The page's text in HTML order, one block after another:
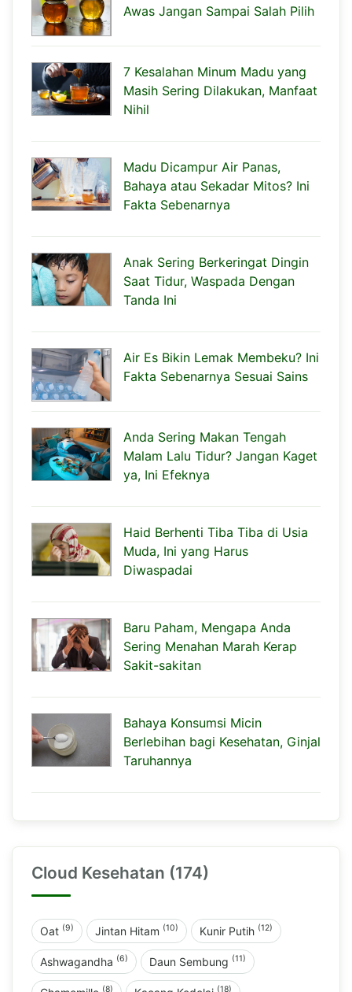
Awas Jangan Sampai Salah Pilih
7 Kesalahan Minum Madu yang
Masih Sering Dilakukan, Manfaat
Nihil
Madu Dicampur Air Panas,
Bahaya atau Sekadar Mitos? Ini
Fakta Sebenarnya
Anak Sering Berkeringat Dingin
Saat Tidur, Waspada Dengan
Tanda Ini
Air Es Bikin Lemak Membeku? Ini
Fakta Sebenarnya Sesuai Sains
Anda Sering Makan Tengah
Malam Lalu Tidur? Jangan Kaget
ya, Ini Efeknya
Haid Berhenti Tiba Tiba di Usia
Muda, Ini yang Harus
Diwaspadai
Baru Paham, Mengapa Anda
Sering Menahan Marah Kerap
Sakit-sakitan
Bahaya Konsumsi Micin
Berlebihan bagi Kesehatan, Ginjal
Taruhannya
Cloud Kesehatan (174)
Oat (9) Jintan Hitam (10) Kunir Putih (12)
Ashwagandha (6) Daun Sembung (11)
(8) (18)